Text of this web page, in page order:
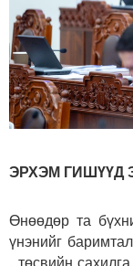
ЭРХЭМ ГИШҮҮД
Өнөөдөр та
үнэнийг